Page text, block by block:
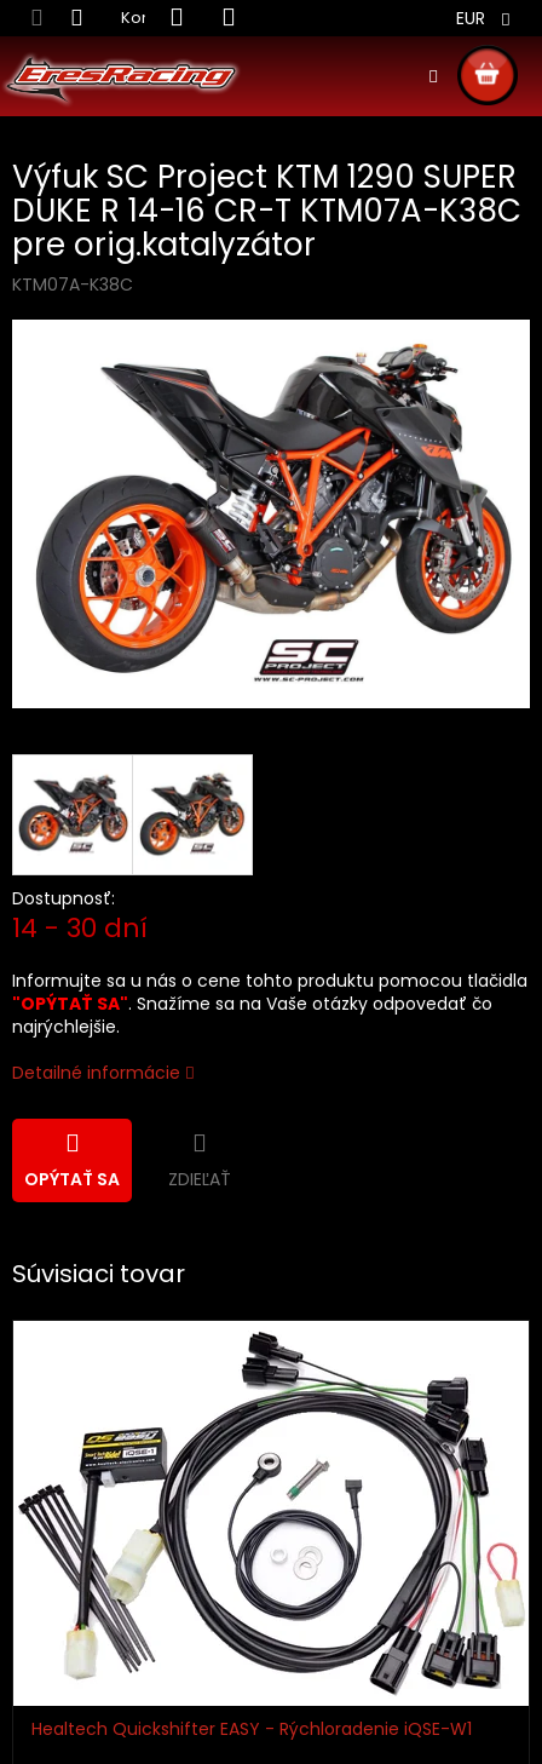
Prejsť
na
obsah
Kontakt Obchodné podmienky Doprava
EUR
KOŠÍK
Výfuk SC Project KTM 1290 SUPER
DUKE R 14-16 CR-T KTM07A-K38C
pre orig.katalyzátor
KTM07A-K38C
Dostupnosť:
14 - 30 dní
Informujte sa u nás o cene tohto produktu pomocou tlačidla
"OPÝTAŤ SA". Snažíme sa na Vaše otázky odpovedať čo
najrýchlejšie.
Detailné informácie
OPÝTAŤ SA ZDIEĽAŤ
Súvisiaci tovar
Healtech Quickshifter EASY - Rýchloradenie iQSE-W1